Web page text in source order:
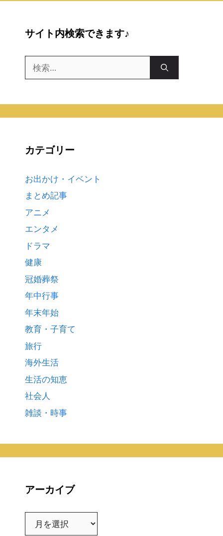
サイト内検索できます♪
索:
カテゴリー
お出かけ・イベント
まとめ記事
アニメ
エンタメ
ドラマ
健康
冠婚葬祭
年中行事
年末年始
教育・子育て
旅行
海外生活
生活の知恵
社会人
雑談・時事
アーカイブ